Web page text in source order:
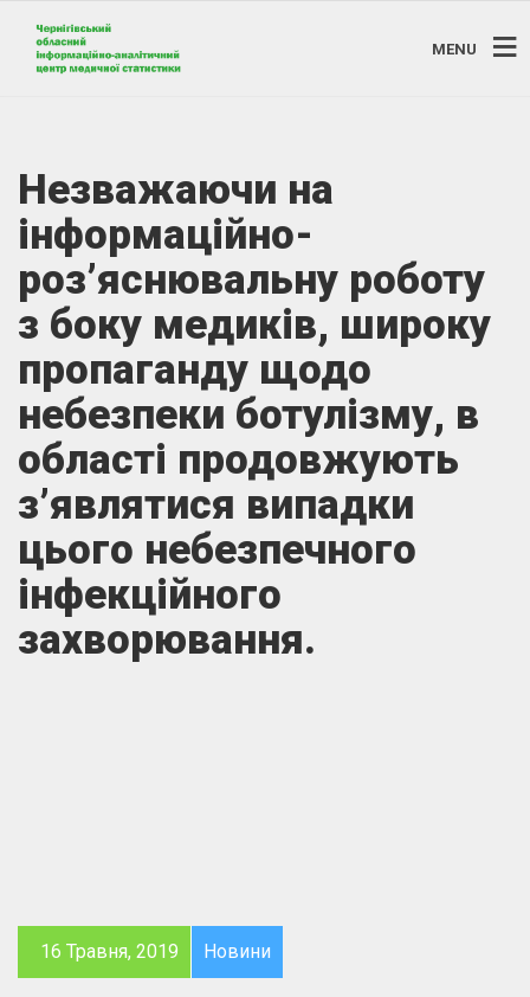
MENU
Незважаючи на
інформаційно-
роз’яснювальну роботу
з боку медиків, широку
пропаганду щодо
небезпеки ботулізму, в
області продовжують
з’являтися випадки
цього небезпечного
інфекційного
захворювання.
16 Травня, 2019 Новини